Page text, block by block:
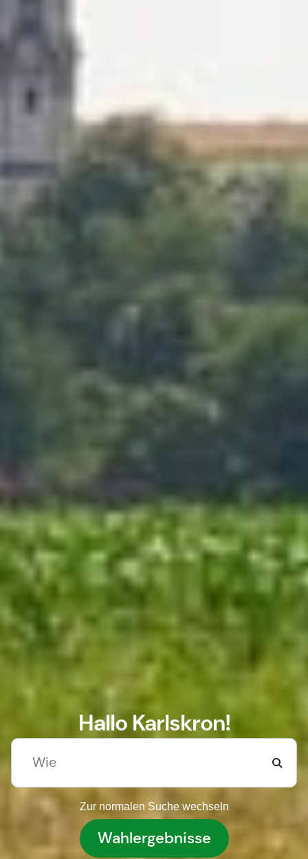
Hallo Karlskron!
Zur normalen Suche wechseln
Wahlergebnisse